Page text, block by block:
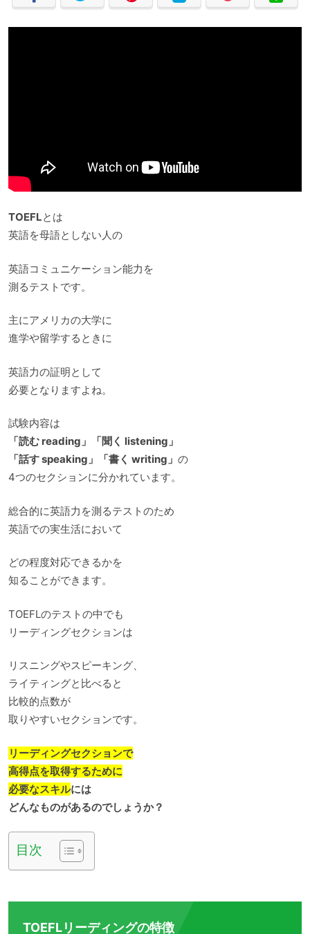
TOEFLとは
英語を母語としない人の
英語コミュニケーション能力を
測るテストです。
主にアメリカの大学に
進学や留学するときに
英語力の証明として
必要となりますよね。
試験内容は
「読む reading」「聞く listening」
「話す speaking」「書く writing」 の
4つのセクションに分かれています。
総合的に英語力を測るテストのため
英語での実生活において
どの程度対応できるかを
知ることができます。
TOEFLのテストの中でも
リーディングセクションは
リスニングやスピーキング、
ライティングと比べると
比較的点数が
取りやすいセクションです。
リーディングセクションで
高得点を取得するために
必要なスキルには
どんなものがあるのでしょうか？
目次
TOEFLリーディングの特徴